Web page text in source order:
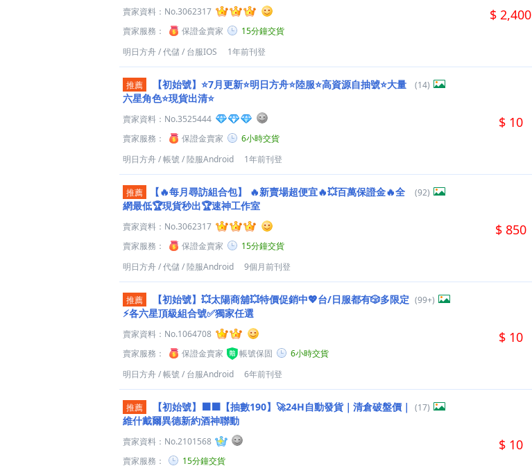
賣家資料： No.3062317
賣家服務：
保證金賣家
15分鐘交貨
明日方舟/代儲/ 台服IOS 1年前刊登
$ 2,400
推薦
【初始號】⭐️7月更新⭐️明日方舟⭐️陸服⭐️高資源自抽號⭐大量
六星角色⭐現貨出清⭐️
(14)
賣家資料： No.3525444
賣家服務：
保證金賣家
6小時交貨
明日方舟/帳號/陸服Android 1年前刊登
$ 10
推薦 【🔥每月尋訪組合包】
🔥新賣場超便宜🔥💥百萬保證金🔥全
網最低🏆現貨秒出🏆速神工作室
(92)
賣家資料： No.3062317
賣家服務：
保證金賣家
15分鐘交貨
明日方舟/代儲/陸服Android 9個月前刊登
$ 850
推薦
【初始號】💥太陽商舖💥特價促銷中💖台/日服都有🎲多限定
⚡各六星頂級組合號✅獨家任選
(99+)
賣家資料： No.1064708
賣家服務：
保證金賣家 帳號保固
6小時交貨
明日方舟/帳號/ 台服Android 6年前刊登
$ 10
推薦
【初始號】⬛️⬛️【抽數190】🚀24H自動發貨｜清倉破盤價｜
維什戴爾異德新約酒神聯動
(17)
賣家資料： No.2101568
賣家服務：
15分鐘交貨
$ 10